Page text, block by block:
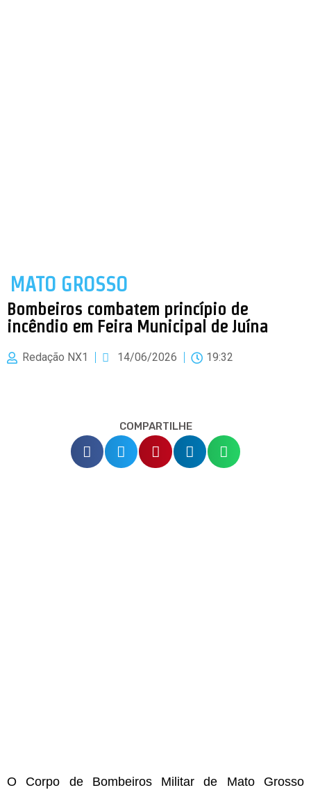
MATO GROSSO
Bombeiros combatem princípio de
incêndio em Feira Municipal de Juína
Redação NX1 14/06/2026 19:32
COMPARTILHE
O Corpo de Bombeiros Militar de Mato Grosso